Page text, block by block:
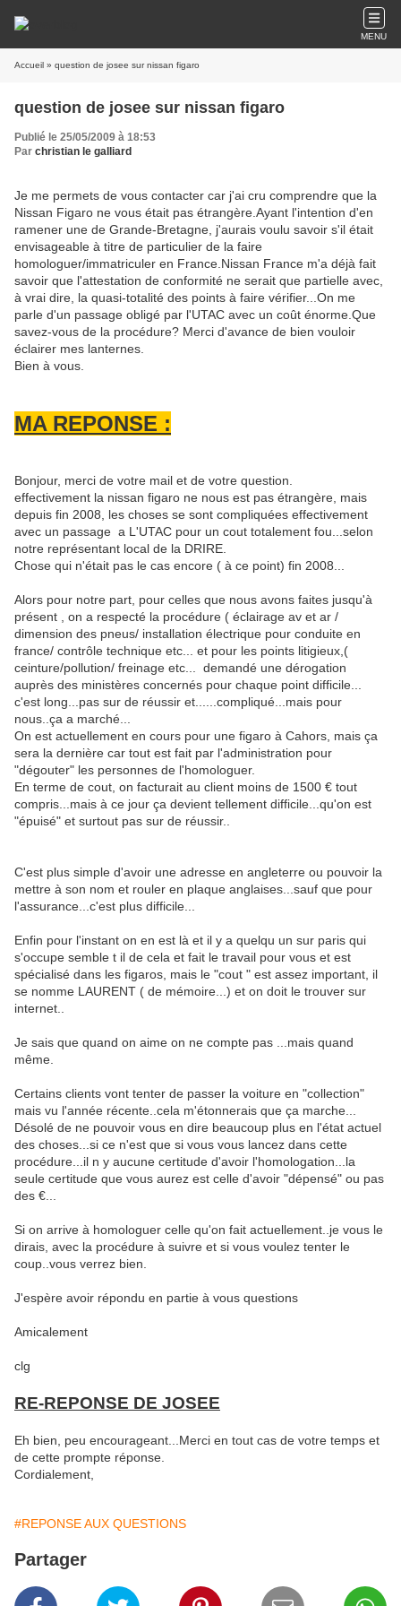
MENU
Accueil » question de josee sur nissan figaro
question de josee sur nissan figaro
Publié le 25/05/2009 à 18:53
Par christian le galliard
Je me permets de vous contacter car j'ai cru comprendre que la
Nissan Figaro ne vous était pas étrangère.Ayant l'intention d'en
ramener une de Grande-Bretagne, j'aurais voulu savoir s'il était
envisageable à titre de particulier de la faire
homologuer/immatriculer en France.Nissan France m'a déjà fait
savoir que l'attestation de conformité ne serait que partielle avec,
à vrai dire, la quasi-totalité des points à faire vérifier...On me
parle d'un passage obligé par l'UTAC avec un coût énorme.Que
savez-vous de la procédure? Merci d'avance de bien vouloir
éclairer mes lanternes.
Bien à vous.
MA REPONSE :
Bonjour, merci de votre mail et de votre question.
effectivement la nissan figaro ne nous est pas étrangère, mais
depuis fin 2008, les choses se sont compliquées effectivement
avec un passage a L'UTAC pour un cout totalement fou...selon
notre représentant local de la DRIRE.
Chose qui n'était pas le cas encore ( à ce point) fin 2008...
Alors pour notre part, pour celles que nous avons faites jusqu'à
présent , on a respecté la procédure ( éclairage av et ar /
dimension des pneus/ installation électrique pour conduite en
france/ contrôle technique etc... et pour les points litigieux,(
ceinture/pollution/ freinage etc... demandé une dérogation
auprès des ministères concernés pour chaque point difficile...
c'est long...pas sur de réussir et......compliqué...mais pour
nous..ça a marché...
On est actuellement en cours pour une figaro à Cahors, mais ça
sera la dernière car tout est fait par l'administration pour
"dégouter" les personnes de l'homologuer.
En terme de cout, on facturait au client moins de 1500 € tout
compris...mais à ce jour ça devient tellement difficile...qu'on est
"épuisé" et surtout pas sur de réussir..
C'est plus simple d'avoir une adresse en angleterre ou pouvoir la
mettre à son nom et rouler en plaque anglaises...sauf que pour
l'assurance...c'est plus difficile...
Enfin pour l'instant on en est là et il y a quelqu un sur paris qui
s'occupe semble t il de cela et fait le travail pour vous et est
spécialisé dans les figaros, mais le "cout " est assez important, il
se nomme LAURENT ( de mémoire...) et on doit le trouver sur
internet..
Je sais que quand on aime on ne compte pas ...mais quand
même.
Certains clients vont tenter de passer la voiture en "collection"
mais vu l'année récente..cela m'étonnerais que ça marche...
Désolé de ne pouvoir vous en dire beaucoup plus en l'état actuel
des choses...si ce n'est que si vous vous lancez dans cette
procédure...il n y aucune certitude d'avoir l'homologation...la
seule certitude que vous aurez est celle d'avoir "dépensé" ou pas
des €...
Si on arrive à homologuer celle qu'on fait actuellement..je vous le
dirais, avec la procédure à suivre et si vous voulez tenter le
coup..vous verrez bien.
J'espère avoir répondu en partie à vous questions
Amicalement
clg
RE-REPONSE DE JOSEE
Eh bien, peu encourageant...Merci en tout cas de votre temps et
de cette prompte réponse.
Cordialement,
#REPONSE AUX QUESTIONS
Partager